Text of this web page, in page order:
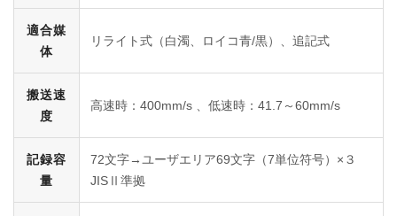
適合媒
体
リライト式（白濁、ロイコ青/黒）、追記式
搬送速
度
高速時：400mm/s 、低速時：41.7～60mm/s
記録容
量
72文字→ユーザエリア69文字（7単位符号）×３
JISⅡ準拠